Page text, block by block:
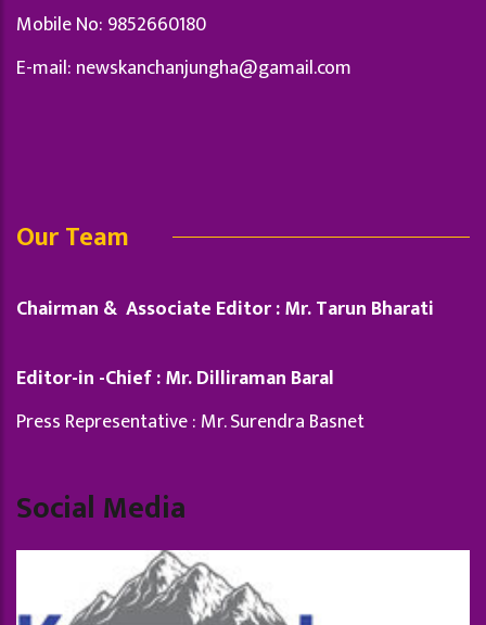
Mobile No: 9852660180
E-mail: newskanchanjungha@gamail.com
Our Team
Chairman & Associate Editor : Mr. Tarun Bharati
Editor-in -Chief : Mr. Dilliraman Baral
Press Representative : Mr. Surendra Basnet
Social Media